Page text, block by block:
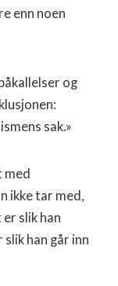
enn noen
og
sak.»
med
ikke tar med,
slik han
han går inn